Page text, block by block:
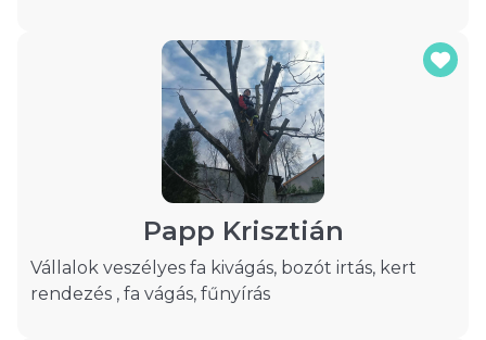
vállalkozást, amely alpintechnikás fakivágással és
faápolással foglalkozik. Így született meg
cégünk az AXE&SAW. 2020 számunkra is
változást hozott, csapatunk és arculatunk
némileg átalakult, de a minőség változatlan.
Jelenleg 8-10 fős brigádunkkal, folyamatosan
bővülő eszköz parkunkkal és kiterjedt
alvállalkozói hálózatunkkal állunk céges,
önkormányzati, illetve magán megrendelőink
szolgálatára.
Papp Krisztián
Vállalok veszélyes fa kivágás, bozót irtás, kert
rendezés , fa vágás, fűnyírás